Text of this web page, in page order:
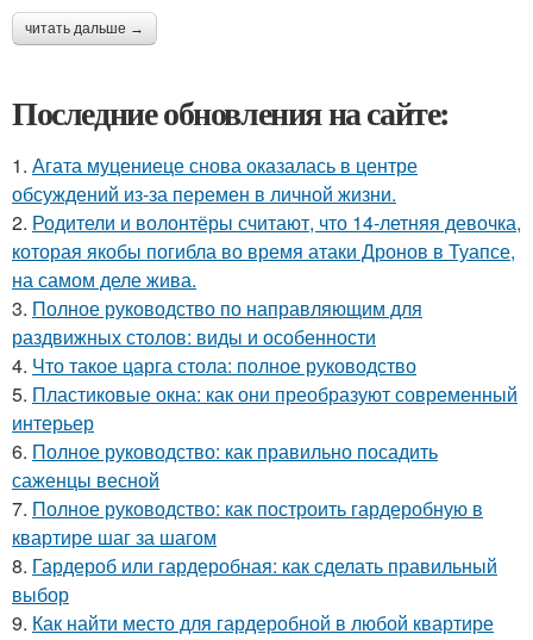
читать дальше →
Последние обновления на сайте:
1. Агата муцениеце снова оказалась в центре
обсуждений из-за перемен в личной жизни.
2. Родители и волонтёры считают, что 14-летняя девочка,
которая якобы погибла во время атаки Дронов в Туапсе,
на самом деле жива.
3. Полное руководство по направляющим для
раздвижных столов: виды и особенности
4. Что такое царга стола: полное руководство
5. Пластиковые окна: как они преобразуют современный
интерьер
6. Полное руководство: как правильно посадить
саженцы весной
7. Полное руководство: как построить гардеробную в
квартире шаг за шагом
8. Гардероб или гардеробная: как сделать правильный
выбор
9. Как найти место для гардеробной в любой квартире